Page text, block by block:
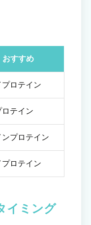
おすすめ
プロテイン
ロテイン
ンプロテイン
プロテイン
イミング